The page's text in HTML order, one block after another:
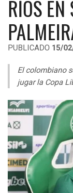
LIGA DE EXPANSIÓN
LEAGUES CUP
UEFA EUROPA
UEFA CONFERENCE
MLS
COPA
LIGA BETPLAY
OTRAS LIGAS
RÍOS
PUBLICADO 15/
El colombiano
jugar la Copa